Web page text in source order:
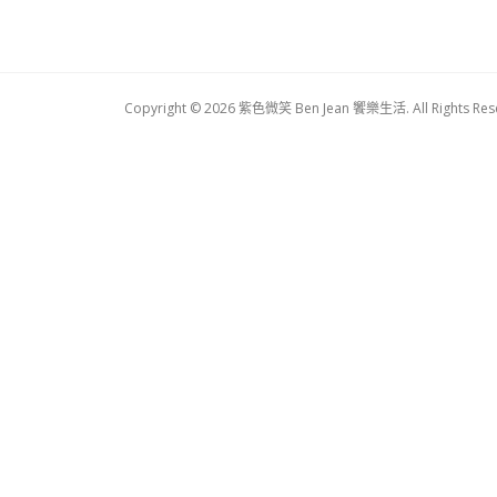
Copyright © 2026 紫色微笑 Ben Jean 饗樂生活. All Rights